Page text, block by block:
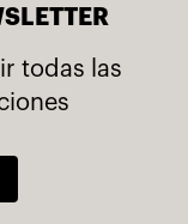
todas las